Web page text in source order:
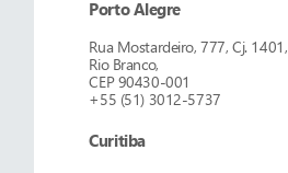
Porto Alegre
Rua Mostardeiro, 777, Cj. 1401,
Rio Branco,
CEP 90430-001
+55 (51) 3012-5737
Curitiba